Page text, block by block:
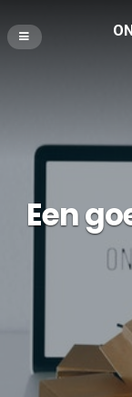
Een